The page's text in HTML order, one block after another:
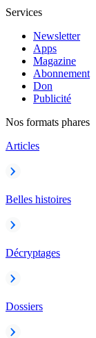
Services
Newsletter
Apps
Magazine
Abonnement
Don
Publicité
Nos formats phares
Articles
Belles histoires
Décryptages
Dossiers